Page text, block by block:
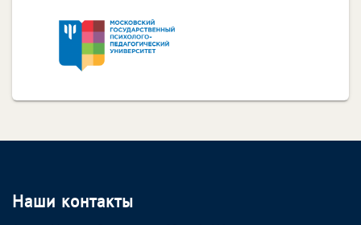
Наши контакты